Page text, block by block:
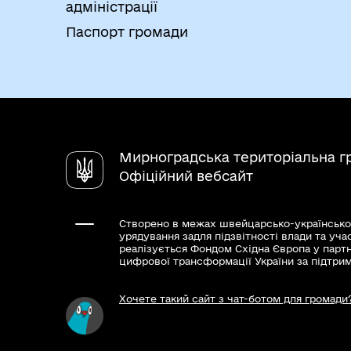
особи про призначення (обрання)
Єдиному державному реєстрі
(обранням) керівника, за умови
Виписка з Єдиного державного
Рішення про проведення державної
Установчий документ юридичної
установчого документа.
Рішення та повідомлення про
підрозділу, громадського формування,
адміністрації
Паспорт громади
Мирноградська територіальна
Офіційний вебсайт
Створено в межах швейцарсько-
урядування задля підзвітності влади та
реалізується Фондом Східна Європа у
цифрової трансформації України за
Хочете такий сайт з чат-ботом для